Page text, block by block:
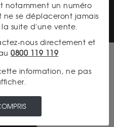
DES
notamment un numéro
se déplaceront jamais
suite d'une vente.
nous directement et
0800 119 119
information, ne pas